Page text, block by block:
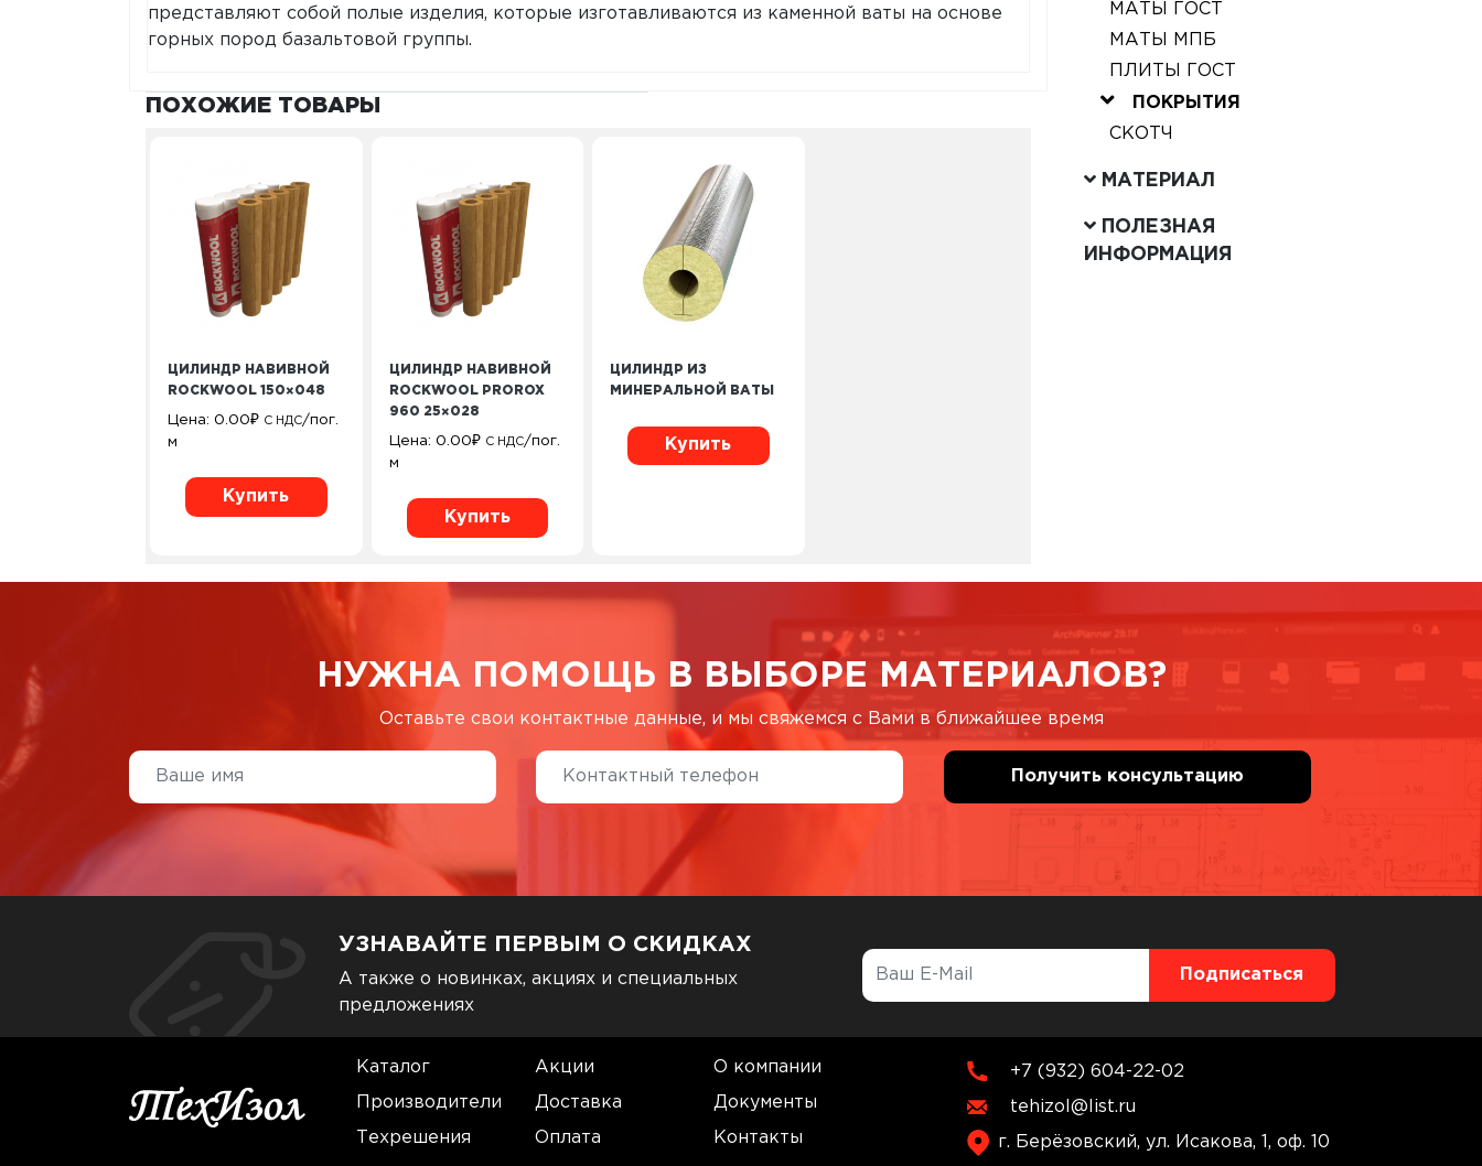
представляют собой полые изделия, которые изготавливаются из каменной ваты на основе
горных пород базальтовой группы.
ПОХОЖИЕ ТОВАРЫ
ЦИЛИНДР НАВИВНОЙ
ROCKWOOL 150×048
Цена: 0.00₽ С НДС/пог.
м
Купить
ЦИЛИНДР НАВИВНОЙ
ROCKWOOL PROROX
960 25×028
Цена: 0.00₽ С НДС/пог.
м
Купить
ЦИЛИНДР ИЗ
МИНЕРАЛЬНОЙ ВАТЫ
Купить
МАТЫ ГОСТ
МАТЫ МПБ
ПЛИТЫ ГОСТ
ПОКРЫТИЯ
СКОТЧ
МАТЕРИАЛ
ПОЛЕЗНАЯ
ИНФОРМАЦИЯ
НУЖНА ПОМОЩЬ В ВЫБОРЕ МАТЕРИАЛОВ?
Оставьте свои контактные данные, и мы свяжемся с Вами в ближайшее время
УЗНАВАЙТЕ ПЕРВЫМ О СКИДКАХ
А также о новинках, акциях и специальных
предложениях
Каталог Акции О компании
Производители Доставка Документы
Техрешения Оплата Контакты
+7 (932) 604-22-02
tehizol@list.ru
г. Берёзовский, ул. Исакова, 1, оф. 10